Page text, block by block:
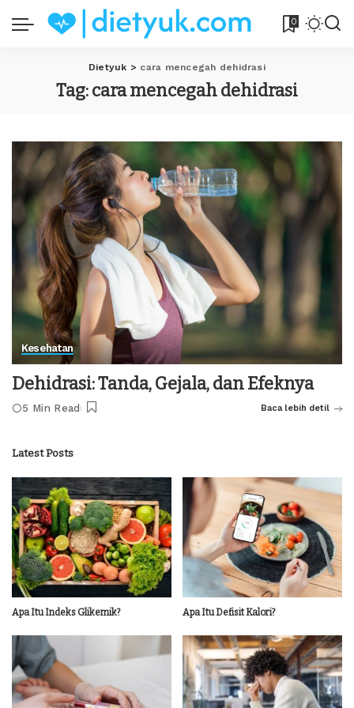
0
Dietyuk > cara mencegah dehidrasi
Tag:cara mencegah dehidrasi
Kesehatan
Dehidrasi: Tanda, Gejala, dan Efeknya
5 Min Read Baca lebih detil
Latest Posts
Apa Itu Indeks Glikemik? Apa Itu Defisit Kalori?